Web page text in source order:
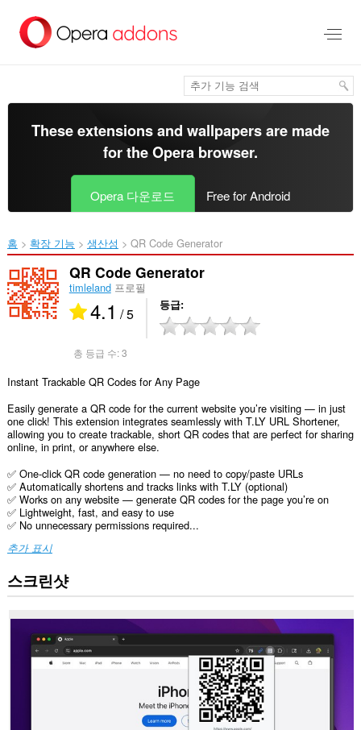
건
These extensions and wallpapers are made
for theOpera browser.
Opera 다운로드 Free for Android
홈 확장 기능 생산성 QR Code Generator‎
QR Code Generator
timleland프로필
4.1 / 5 등급
총 등급 수:3
Instant Trackable QR Codes for Any Page
Easily generate a QR code for the current website you’re visiting — in just
one click! This extension integrates seamlessly with T.LY URL Shortener,
allowing you to create trackable, short QR codes that are perfect for sharing
online, in print, or anywhere else.
✅ One-click QR code generation — no need to copy/paste URLs
✅ Automatically shortens and tracks links with T.LY (optional)
✅ Works on any website — generate QR codes for the page you’re on
✅ Lightweight, fast, and easy to use
✅ No unnecessary permissions required...
추가 표시
스크린샷